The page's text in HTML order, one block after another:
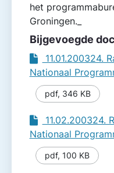
het
Groningen._
Bijgevoegde
11.01.200324.
Nationaal
pdf, 346 KB
11.02.200324.
Nationaal
pdf, 100 KB